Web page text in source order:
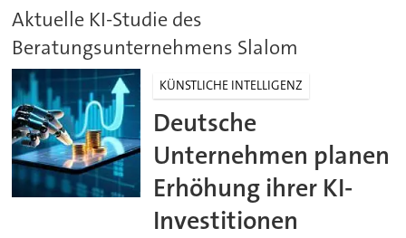
Aktuelle KI-Studie des
Beratungsunternehmens Slalom
KÜNSTLICHE INTELLIGENZ
Deutsche
Unternehmen planen
Erhöhung ihrer KI-
Investitionen